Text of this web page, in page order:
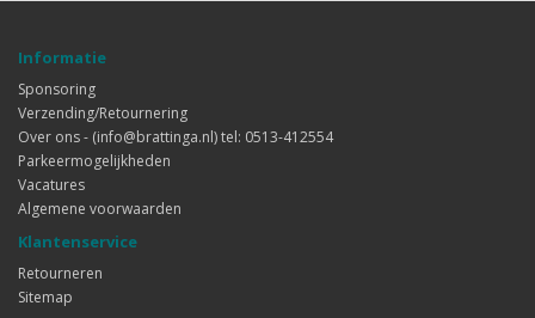
Informatie
Sponsoring
Verzending/Retournering
Over ons - (info@brattinga.nl) tel: 0513-412554
Parkeermogelijkheden
Vacatures
Algemene voorwaarden
Klantenservice
Retourneren
Sitemap